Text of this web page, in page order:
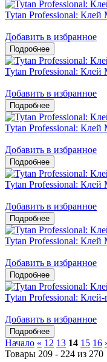
Tytan Professional:
Добавить в избранное
Tytan Professional:
Добавить в избранное
Tytan Professional:
Добавить в избранное
Tytan Professional:
Добавить в избранное
Tytan Professional:
Добавить в избранное
Tytan Professional: Клей-
Добавить в избранное
Начало « 12 13 14 15 16
Товары 209 - 224 из 270